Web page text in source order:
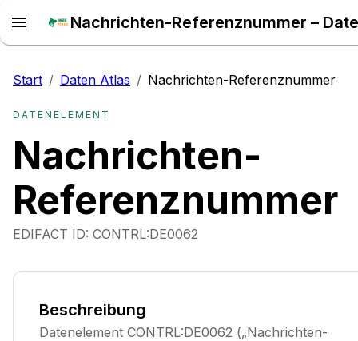
Start / Daten Atlas / Nachrichten-Referenznummer
DATENELEMENT
Nachrichten-
Referenznummer
EDIFACT ID: CONTRL:DE0062
Beschreibung
Datenelement CONTRL:DE0062 („Nachrichten-